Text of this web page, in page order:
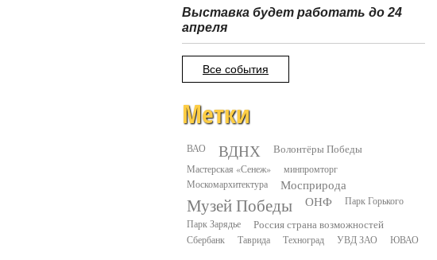
Выставка будет работать до 24
апреля
Все события
Метки
ВАО ВДНХ Волонтёры Победы
Мастерская «Сенеж»
минпромторг
Москомархитектура
Мосприрода
Музей Победы ОНФ
Парк Горького
Парк Зарядье
Россия страна возможностей
Сбербанк Таврида Техноград УВД ЗАО ЮВАО